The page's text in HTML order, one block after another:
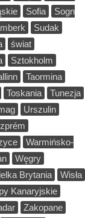
Sofia
Sogn
Sudak
świat
Sztokholm
Taormina
Toskania
Tunezja
Urszulin
Warmińsko-
Węgry
Brytania
Wisła
Kanaryjskie
Zakopane